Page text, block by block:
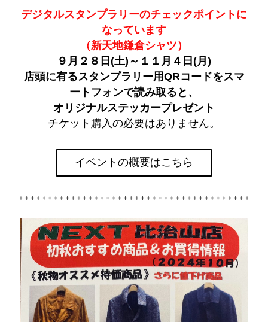
デジタルスタンプラリーのチェックポイントに
なっています
（新天地鎌倉シャツ）
９月２８日(土)～１１月４日(月)
店頭に有るスタンプラリー用QRコードをスマ
ートフォンで読み取ると、
オリジナルステッカープレゼント
チケット購入の必要はありません。
イベントの概要はこちら